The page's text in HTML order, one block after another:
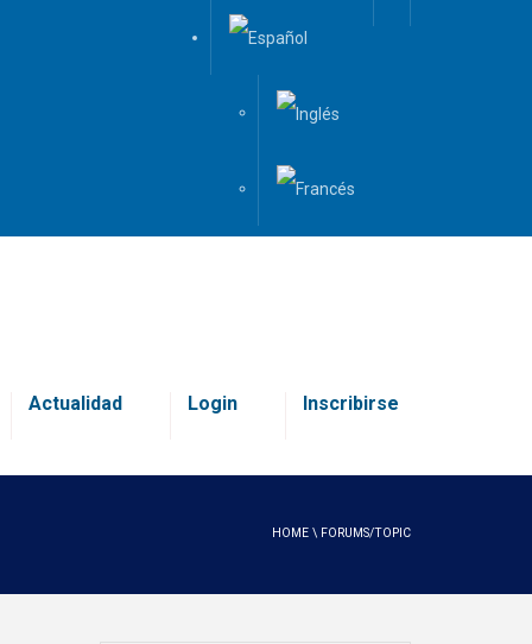
Actualidad Login Inscribirse
HOME \ FORUMS/TOPIC